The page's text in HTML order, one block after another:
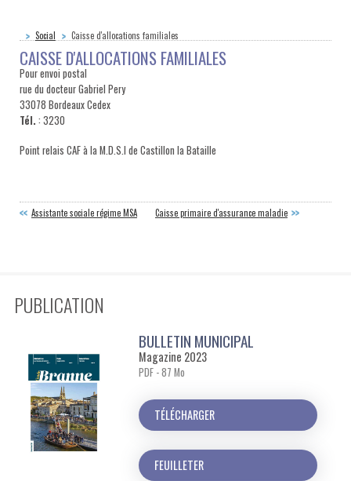
Social Caisse d'allocations familiales
CAISSE D'ALLOCATIONS FAMILIALES
Pour envoi postal
rue du docteur Gabriel Pery
33078 Bordeaux Cedex
Tél. : 3230
Point relais CAF à la M.D.S.I de Castillon la Bataille
Assistante sociale régime MSA Caisse primaire d'assurance maladie
PUBLICATION
BULLETIN MUNICIPAL
Magazine 2023
PDF - 87 Mo
TÉLÉCHARGER
FEUILLETER